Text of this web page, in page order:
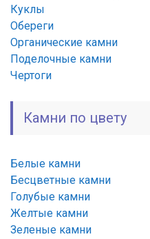
Куклы
Обереги
Органические камни
Поделочные камни
Чертоги
Камни по цвету
Белые камни
Бесцветные камни
Голубые камни
Желтые камни
Зеленые камни